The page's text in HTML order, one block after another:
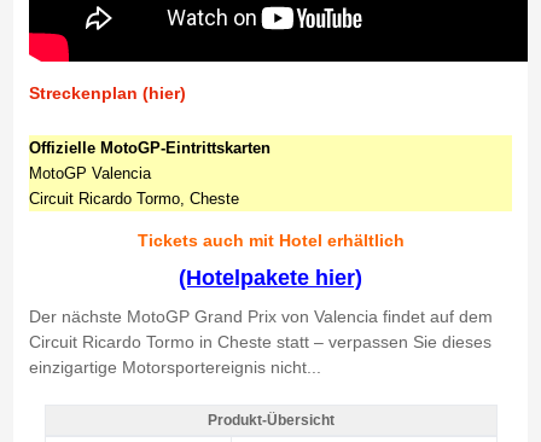
Streckenplan (hier)
Offizielle MotoGP-Eintrittskarten
MotoGP Valencia
Circuit Ricardo Tormo, Cheste
Tickets auch mit Hotel erhältlich
(Hotelpakete hier)
Der nächste MotoGP Grand Prix von Valencia findet auf dem
Circuit Ricardo Tormo in Cheste statt – verpassen Sie dieses
einzigartige Motorsportereignis nicht...
Produkt-Übersicht